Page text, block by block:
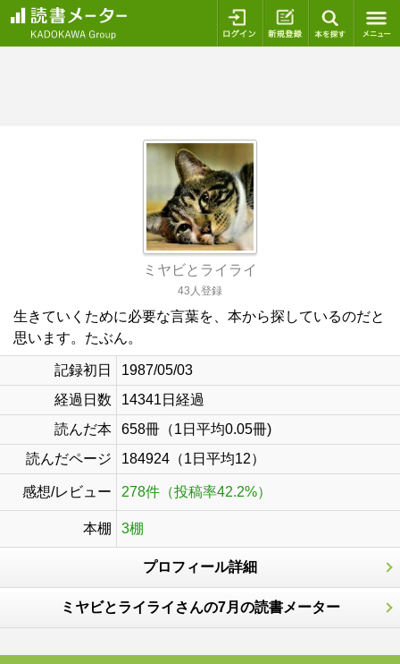
ログイン 新規登録
ミヤビとライライ
43人登録
生きていくために必要な言葉を、本から探しているのだと
思います。たぶん。
記録初日
1987/05/03
経過日数
14341日経過
読んだ本
658冊（1日平均0.05冊)
読んだページ
184924（1日平均12）
感想/レビュー 278件（投稿率42.2%）
本棚 3棚
プロフィール詳細
ミヤビとライライさんの7月の読書メーター